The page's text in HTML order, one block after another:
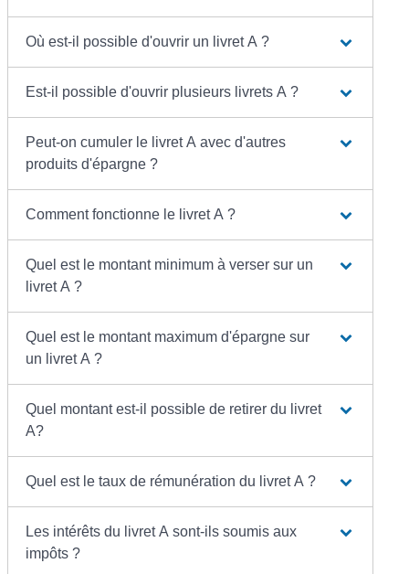
Où est-il possible d'ouvrir un livret A ?
Est-il possible d'ouvrir plusieurs livrets A ?
Peut-on cumuler le livret A avec d'autres
produits d'épargne ?
Comment fonctionne le livret A ?
Quel est le montant minimum à verser sur un
livret A ?
Quel est le montant maximum d'épargne sur
un livret A ?
Quel montant est-il possible de retirer du livret
A?
Quel est le taux de rémunération du livret A ?
Les intérêts du livret A sont-ils soumis aux
impôts ?